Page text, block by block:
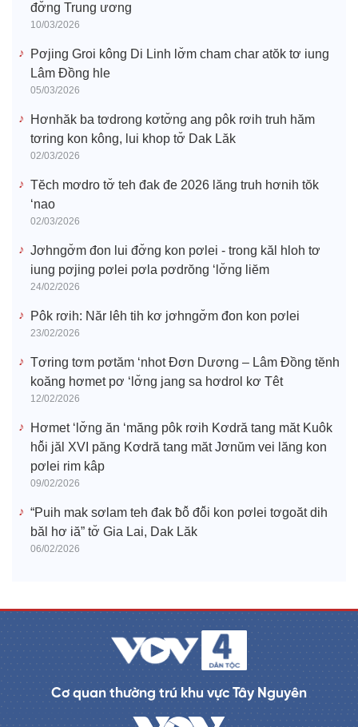
đơ̆ng Trung ương
10/03/2026
Pơjing Groi kông Di Linh lơ̆m cham char atŏk tơ iung
Lâm Đồng hle
05/03/2026
Hơnhăk ba tơdrong kơtơ̆ng ang pôk rơih truh hăm
tơring kon kông, lui khop tơ̆ Dak Lăk
02/03/2026
Tĕch mơdro tơ̆ teh đak đe 2026 lăng truh hơnih tŏk
‘nao
02/03/2026
Jơhngơ̆m đon lui đơ̆ng kon pơlei - trong kăl hloh tơ
iung pơjing pơlei pơla pơdrŏng ‘lơ̆ng liĕm
24/02/2026
Pôk rơih: Năr lêh tih kơ jơhngơ̆m đon kon pơlei
23/02/2026
Tơring tơm pơtăm ‘nhot Đơn Dương – Lâm Đồng tĕnh
koăng hơmet pơ ‘lơ̆ng jang sa hơdrol kơ Têt
12/02/2026
Hơmet ‘lơ̆ng ăn ‘măng pôk rơih Kơdră tang măt Kuôk
hô̆i jăl XVI păng Kơdră tang măt Jơnŭm vei lăng kon
pơlei rim kâp
09/02/2026
“Puih mak sơlam teh đak ƀô̆ đô̆i kon pơlei tơgoăt dih
băl hơ iă” tơ̆ Gia Lai, Dak Lăk
06/02/2026
Cơ quan thường trú khu vực Tây Nguyên